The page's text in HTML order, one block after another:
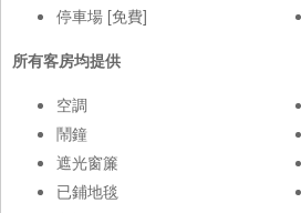
停車場 [免費]
所有客房均提供
空調
鬧鐘
遮光窗簾
已鋪地毯